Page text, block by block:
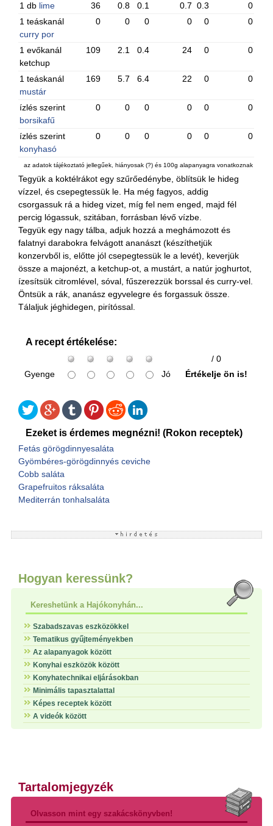
1 db lime 36 0.8 0.1 0.7 0.3
0
1 teáskanál
curry por
0 0 0 0 0 0
1 evőkanál
ketchup
109 2.1 0.4 24 0 0
1 teáskanál
mustár
169 5.7 6.4 22 0 0
ízlés szerint
borsikafű
0 0 0 0 0 0
ízlés szerint
konyhasó
0 0 0 0 0 0
az adatok tájékoztató jellegűek, hiányosak (?) és 100g alapanyagra vonatkoznak
Tegyük a koktélrákot egy szűrőedénybe, öblítsük le hideg
vízzel, és csepegtessük le. Ha még fagyos, addig
csorgassuk rá a hideg vizet, míg fel nem enged, majd fél
percig lógassuk, szitában, forrásban lévő vízbe.
Tegyük egy nagy tálba, adjuk hozzá a meghámozott és
falatnyi darabokra felvágott ananászt (készíthetjük
konzervből is, előtte jól csepegtessük le a levét), keverjük
össze a majonézt, a ketchup-ot, a mustárt, a natúr joghurtot,
ízesítsük citromlével, sóval, fűszerezzük borssal és curry-vel.
Öntsük a rák, ananász egyvelegre és forgassuk össze.
Tálaljuk jéghidegen, pirítóssal.
A recept értékelése:
/ 0
Gyenge
Jó Értékelje ön is!
Ezeket is érdemes megnézni! (Rokon receptek)
Fetás görögdinnyesaláta
Gyömbéres-görögdinnyés ceviche
Cobb saláta
Grapefruitos ráksaláta
Mediterrán tonhalsaláta
Hogyan keressünk?
Kereshetünk a Hajókonyhán...
Szabadszavas eszközökkel
Tematikus gyűjteményekben
Az alapanyagok között
Konyhai eszközök között
Konyhatechnikai eljárásokban
Minimális tapasztalattal
Képes receptek között
A videók között
Tartalomjegyzék
Olvasson mint egy szakácskönyvben!